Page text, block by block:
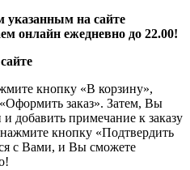
указанным на сайте
онлайн ежедневно до 22.00!
кнопку «В корзину»,
заказ». Затем, Вы
добавить примечание к заказу
нажмите кнопку «Подтвердить
с Вами, и Вы сможете